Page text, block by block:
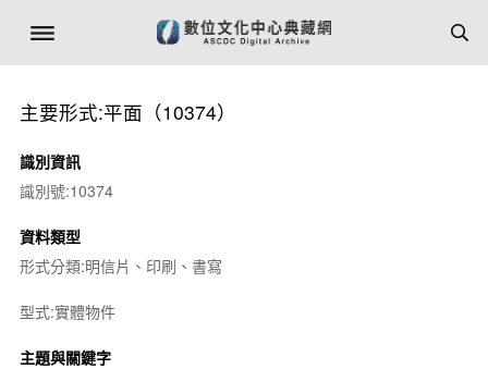
主要形式:平面（10374）
識別資訊
識別號:10374
資料類型
形式分類:明信片、印刷、書寫
型式:實體物件
主題與關鍵字